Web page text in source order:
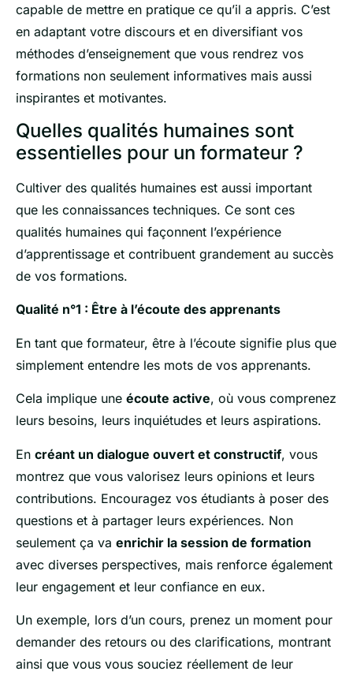
capable de mettre en pratique ce qu’il a appris. C’est
en adaptant votre discours et en diversifiant vos
méthodes d’enseignement que vous rendrez vos
formations non seulement informatives mais aussi
inspirantes et motivantes.
Quelles qualités humaines sont
essentielles pour un formateur ?
Cultiver des qualités humaines est aussi important
que les connaissances techniques. Ce sont ces
qualités humaines qui façonnent l’expérience
d’apprentissage et contribuent grandement au succès
de vos formations.
Qualité n°1 : Être à l’écoute des apprenants
En tant que formateur, être à l’écoute signifie plus que
simplement entendre les mots de vos apprenants.
Cela implique une écoute active, où vous comprenez
leurs besoins, leurs inquiétudes et leurs aspirations.
En créant un dialogue ouvert et constructif, vous
montrez que vous valorisez leurs opinions et leurs
contributions. Encouragez vos étudiants à poser des
questions et à partager leurs expériences. Non
seulement ça va enrichir la session de formation
avec diverses perspectives, mais renforce également
leur engagement et leur confiance en eux.
Un exemple, lors d’un cours, prenez un moment pour
demander des retours ou des clarifications, montrant
ainsi que vous vous souciez réellement de leur